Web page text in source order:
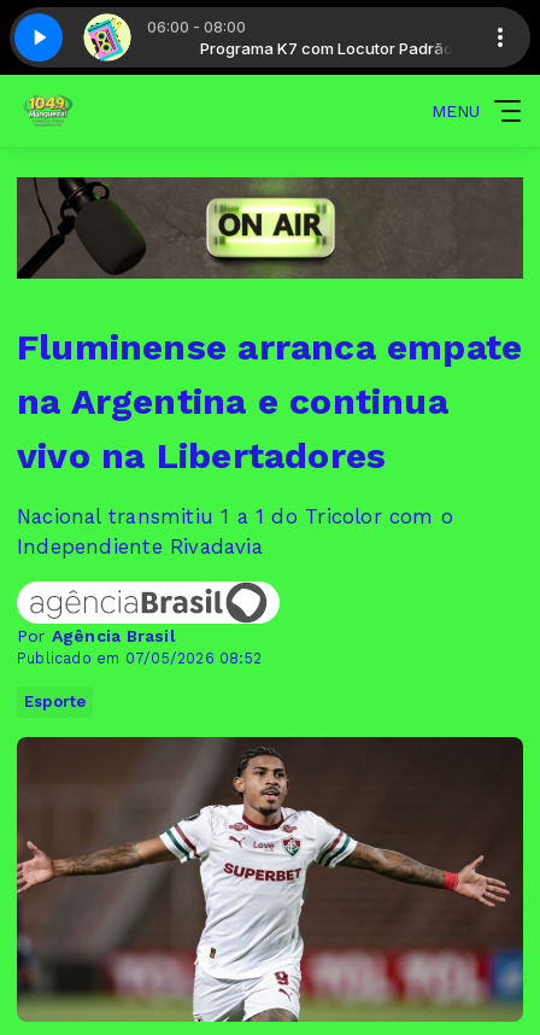
06:00 - 08:00
Padrão Programa K7 com Locutor Padrão
5 Hits 80 - Parte 5
MENU
Fluminense arranca empate
na Argentina e continua
vivo na Libertadores
Nacional transmitiu 1 a 1 do Tricolor com o
Independiente Rivadavia
Por Agência Brasil
Publicado em 07/05/2026 08:52
Esporte